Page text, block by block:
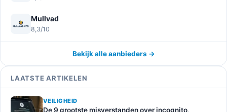
Mullvad
8,3/10
Bekijk alle aanbieders →
LAATSTE ARTIKELEN
VEILIGHEID
De 9 grootste misverstanden over incognito,